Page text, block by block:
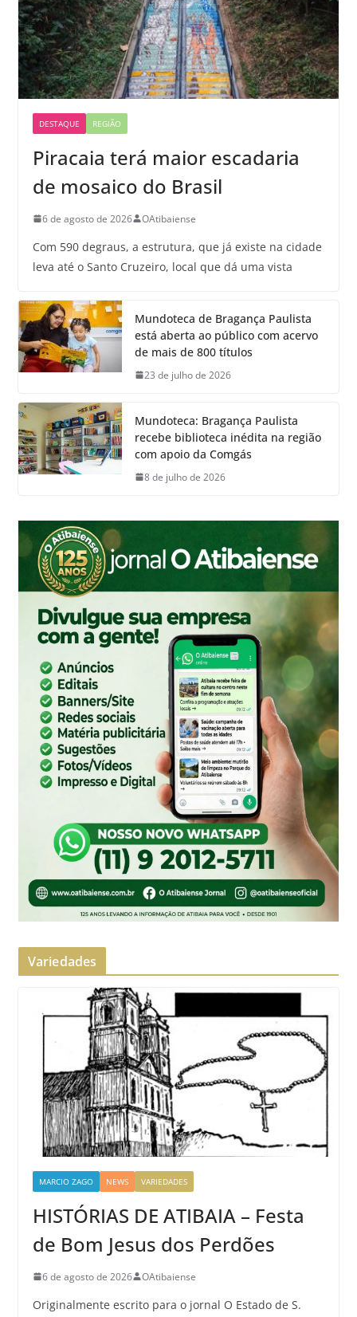
DESTAQUE REGIÃO
Piracaia terá maior escadaria
de mosaico do Brasil
6 de agosto de 2026 OAtibaiense
Com 590 degraus, a estrutura, que já existe na cidade
leva até o Santo Cruzeiro, local que dá uma vista
Mundoteca de Bragança Paulista
está aberta ao público com acervo
de mais de 800 títulos
23 de julho de 2026
Mundoteca: Bragança Paulista
recebe biblioteca inédita na região
com apoio da Comgás
8 de julho de 2026
Variedades
MARCIO ZAGO NEWS VARIEDADES
HISTÓRIAS DE ATIBAIA – Festa
de Bom Jesus dos Perdões
6 de agosto de 2026 OAtibaiense
Originalmente escrito para o jornal O Estado de S.